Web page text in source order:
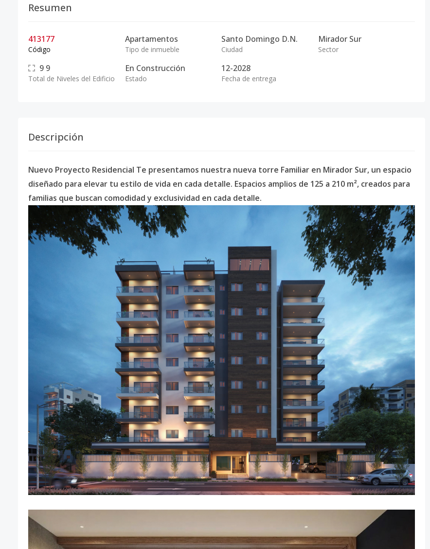
Resumen
413177
Código
Apartamentos
Tipo de inmueble
Santo Domingo D.N.
Ciudad
Mirador Sur
Sector
9 9
Total de Niveles del Edificio
En Construcción
Estado
12-2028
Fecha de entrega
Descripción
Nuevo Proyecto Residencial Te presentamos nuestra nueva torre Familiar en Mirador Sur, un espacio
diseñado para elevar tu estilo de vida en cada detalle. Espacios amplios de 125 a 210 m², creados para
familias que buscan comodidad y exclusividad en cada detalle.